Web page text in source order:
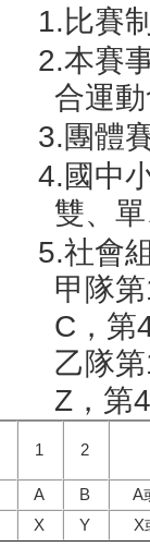
1.比賽
2.本賽
合運
3.團體
4.國中
雙、
5.社會
甲隊
C，第
乙隊
Z，第
1 2
A B
A
X Y X